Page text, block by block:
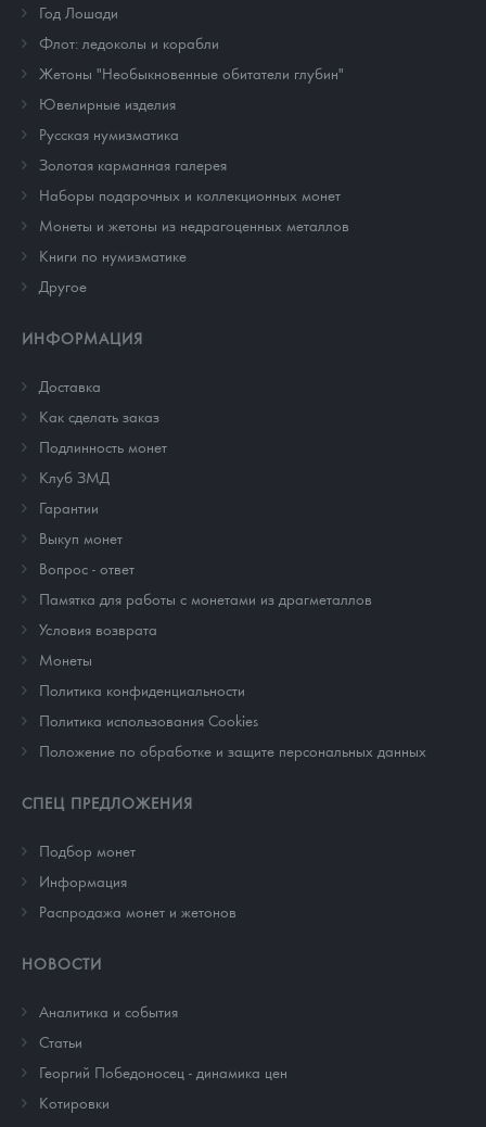
Год Лошади
Флот: ледоколы и корабли
Жетоны "Необыкновенные обитатели глубин"
Ювелирные изделия
Русская нумизматика
Золотая карманная галерея
Наборы подарочных и коллекционных монет
Монеты и жетоны из недрагоценных металлов
Книги по нумизматике
Другое
ИНФОРМАЦИЯ
Доставка
Как сделать заказ
Подлинность монет
Клуб ЗМД
Гарантии
Выкуп монет
Вопрос - ответ
Памятка для работы с монетами из драгметаллов
Условия возврата
Монеты
Политика конфиденциальности
Политика использования Cookies
Положение по обработке и защите персональных данных
СПЕЦ ПРЕДЛОЖЕНИЯ
Подбор монет
Информация
Распродажа монет и жетонов
НОВОСТИ
Аналитика и события
Cтатьи
Георгий Победоносец - динамика цен
Котировки